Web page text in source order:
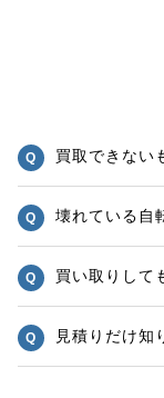
買取できない
壊れている自
買い取りして
見積りだけ知